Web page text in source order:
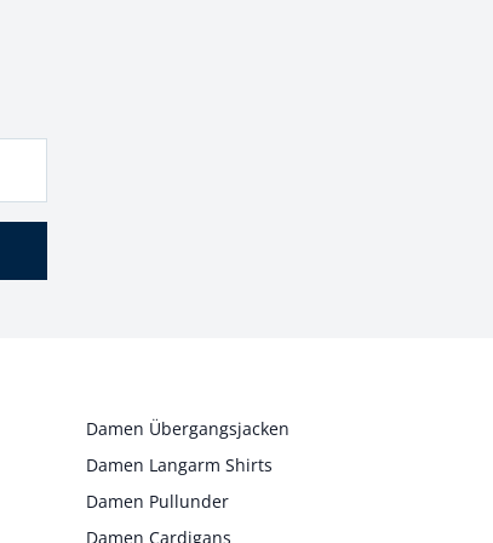
Damen Übergangsjacken
Damen Langarm Shirts
Damen Pullunder
Damen Cardigans